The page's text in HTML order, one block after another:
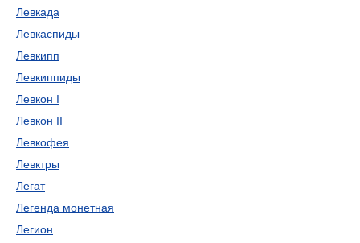
Левкада
Левкаспиды
Левкипп
Левкиппиды
Левкон I
Левкон II
Левкофея
Левктры
Легат
Легенда монетная
Легион